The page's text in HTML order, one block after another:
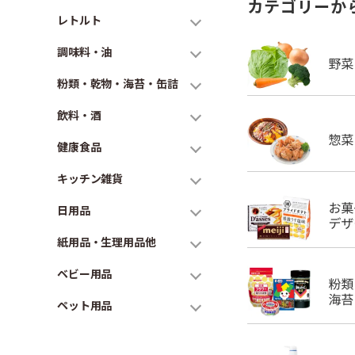
レトルト
調味料・油
粉類・乾物・海苔・缶詰
飲料・酒
健康食品
キッチン雑貨
日用品
紙用品・生理用品他
ベビー用品
ペット用品
カテゴリーか